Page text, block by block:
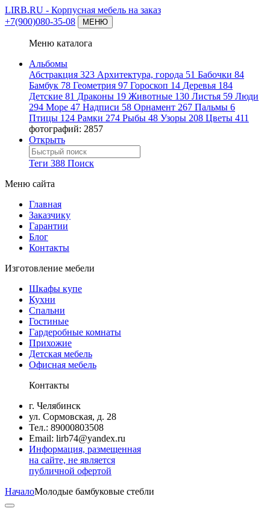
LIRB.RU - Корпусная мебель на заказ
+7(900)080-35-08
МЕНЮ
Меню каталога
Альбомы
Абстракция 323 Архитектура, города 51 Бабочки 84
Бамбук 78 Геометрия 97 Гороскоп 14 Деревья 184
Детские 81 Драконы 19 Животные 130 Листья 59 Люди
294 Море 47 Надписи 58 Орнамент 267 Пальмы 6
Птицы 124 Рамки 274 Рыбы 48 Узоры 208 Цветы 411
фотографий: 2857
Открыть
Теги 388 Поиск
Меню сайта
Главная
Заказчику
Гарантии
Блог
Контакты
Изготовление мебели
Шкафы купе
Кухни
Спальни
Гостиные
Гардеробные комнаты
Прихожие
Детская мебель
Офисная мебель
Контакты
г. Челябинск
ул. Сормовская, д. 28
Тел.: 89000803508
Email: lirb74@yandex.ru
Информация, размещенная
на сайте, не является
публичной офертой
НачалоМолодые бамбуковые стебли